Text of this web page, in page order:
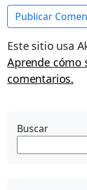
Este sitio usa
Aprende cómo
comentarios.
Buscar